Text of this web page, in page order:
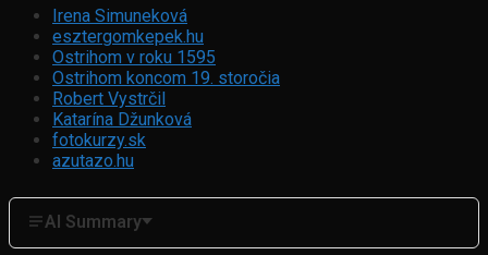
Irena Simuneková
esztergomkepek.hu
Ostrihom v roku 1595
Ostrihom koncom 19. storočia
Robert Vystrčil
Katarína Džunková
fotokurzy.sk
azutazo.hu
AI Summary